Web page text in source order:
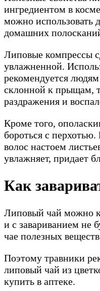
ингредиентом в
можно использовать
домашних
Липовые компрессы
увлажненной.
рекомендуется
склонной к прыщам,
раздражения и
Кроме того,
бороться с
волос настоем
увлажняет, придает
Как
Липовый чай можно
и с завариванием не
чае полезных
Поэтому травники
липовый чай из
купить в аптеке.